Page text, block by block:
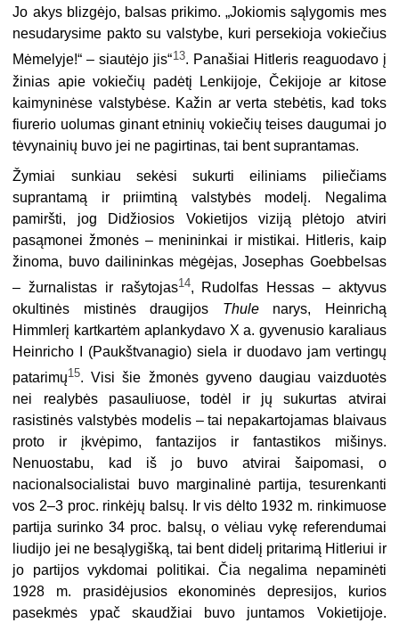
Jo akys blizgėjo, balsas prikimo. „Jokiomis sąlygomis mes
nesudarysime pakto su valstybe, kuri persekioja vokiečius
Mėmelyje!“ – siautėjo jis“13. Panašiai Hitleris reaguodavo į
žinias apie vokiečių padėtį Lenkijoje, Čekijoje ar kitose
kaimyninėse valstybėse. Kažin ar verta stebėtis, kad toks
fiurerio uolumas ginant etninių vokiečių teises daugumai jo
tėvynainių buvo jei ne pagirtinas, tai bent suprantamas.
Žymiai sunkiau sekėsi sukurti eiliniams piliečiams
suprantamą ir priimtiną valstybės modelį. Negalima
pamiršti, jog Didžiosios Vokietijos viziją plėtojo atviri
pasąmonei žmonės – menininkai ir mistikai. Hitleris, kaip
žinoma, buvo dailininkas mėgėjas, Josephas Goebbelsas
– žurnalistas ir rašytojas14, Rudolfas Hessas – aktyvus
okultinės mistinės draugijos Thulenarys, Heinrichą
Himmlerį kartkartėm aplankydavo X a. gyvenusio karaliaus
Heinricho I (Paukštvanagio) siela ir duodavo jam vertingų
patarimų15. Visi šie žmonės gyveno daugiau vaizduotės
nei realybės pasauliuose, todėl ir jų sukurtas atvirai
rasistinės valstybės modelis – tai nepakartojamas blaivaus
proto ir įkvėpimo, fantazijos ir fantastikos mišinys.
Nenuostabu, kad iš jo buvo atvirai šaipomasi, o
nacionalsocialistai buvo marginalinė partija, tesurenkanti
vos 2–3 proc. rinkėjų balsų. Ir vis dėlto 1932 m. rinkimuose
partija surinko 34 proc. balsų, o vėliau vykę referendumai
liudijo jei ne besąlygišką, tai bent didelį pritarimą Hitleriui ir
jo partijos vykdomai politikai. Čia negalima nepaminėti
1928 m. prasidėjusios ekonominės depresijos, kurios
pasekmės ypač skaudžiai buvo juntamos Vokietijoje.